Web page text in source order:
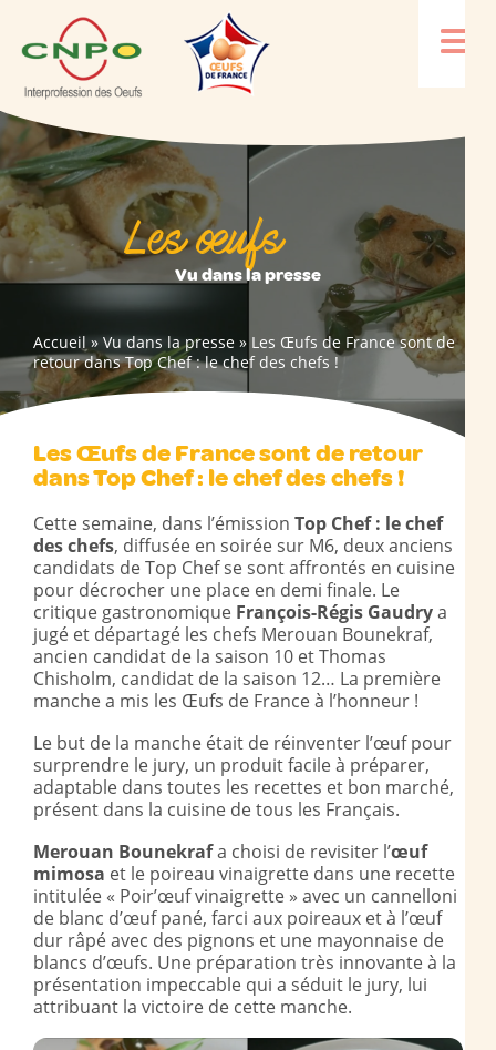
Les œufs
Vu dans la presse
Accueil » Vu dans la presse » Les Œufs de France sont de
retour dans Top Chef : le chef des chefs !
Les Œufs de France sont de retour
dans Top Chef : le chef des chefs !
Cette semaine, dans l’émission Top Chef : le chef
des chefs, diffusée en soirée sur M6, deux anciens
candidats de Top Chef se sont affrontés en cuisine
pour décrocher une place en demi finale. Le
critique gastronomique François-Régis Gaudrya
jugé et départagé les chefs Merouan Bounekraf,
ancien candidat de la saison 10 et Thomas
Chisholm, candidat de la saison 12… La première
manche a mis les Œufs de France à l’honneur !
Le but de la manche était de réinventer l’œuf pour
surprendre le jury, un produit facile à préparer,
adaptable dans toutes les recettes et bon marché,
présent dans la cuisine de tous les Français.
Merouan Bounekrafa choisi de revisiter l’œuf
mimosa et le poireau vinaigrette dans une recette
intitulée « Poir’œuf vinaigrette » avec un cannelloni
de blanc d’œuf pané, farci aux poireaux et à l’œuf
dur râpé avec des pignons et une mayonnaise de
blancs d’œufs. Une préparation très innovante à la
présentation impeccable qui a séduit le jury, lui
attribuant la victoire de cette manche.